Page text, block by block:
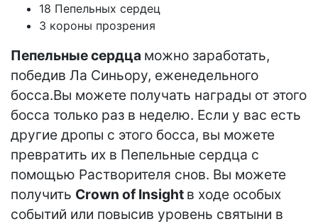
18 Пепельных сердец
3 короны прозрения
Пепельные сердца можно заработать,
победив Ла Синьору, еженедельного
босса.Вы можете получать награды от этого
босса только раз в неделю. Если у вас есть
другие дропы с этого босса, вы можете
превратить их в Пепельные сердца с
помощью Растворителя снов. Вы можете
получить Crown of Insight в ходе особых
событий или повысив уровень святыни в